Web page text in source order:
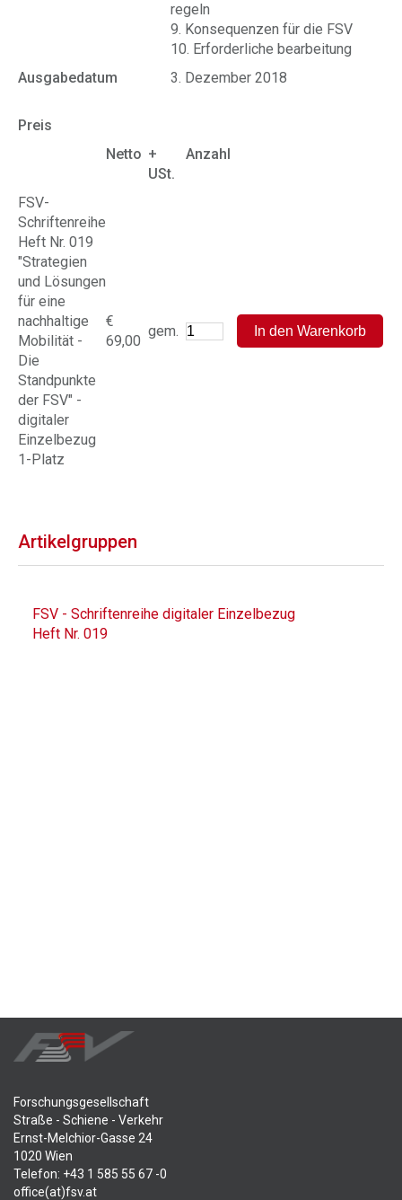
regeln
9. Konsequenzen für die FSV
10. Erforderliche bearbeitung
Ausgabedatum
3. Dezember 2018
Preis
Netto +
USt.
Anzahl
FSV-
Schriftenreihe
Heft Nr. 019
"Strategien
und Lösungen
für eine
nachhaltige
Mobilität -
Die
Standpunkte
der FSV" -
digitaler
Einzelbezug
1-Platz
€
69,00
gem.
Artikelgruppen
FSV - Schriftenreihe digitaler Einzelbezug
Heft Nr. 019
Forschungsgesellschaft
Straße - Schiene - Verkehr
Ernst-Melchior-Gasse 24
1020 Wien
Telefon: +43 1 585 55 67 -0
office(at)fsv.at